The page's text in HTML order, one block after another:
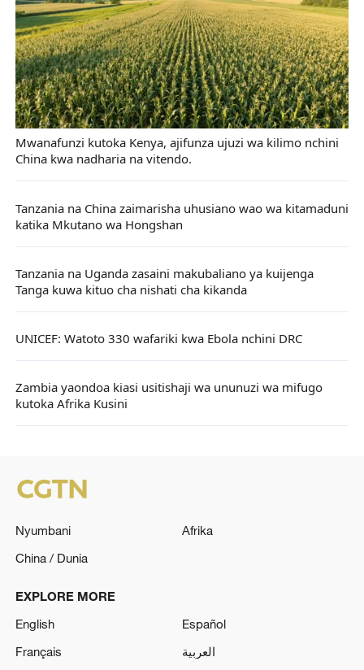
Mwanafunzi kutoka Kenya, ajifunza ujuzi wa kilimo nchini
China kwa nadharia na vitendo.
Tanzania na China zaimarisha uhusiano wao wa kitamaduni
katika Mkutano wa Hongshan
Tanzania na Uganda zasaini makubaliano ya kuijenga
Tanga kuwa kituo cha nishati cha kikanda
UNICEF: Watoto 330 wafariki kwa Ebola nchini DRC
Zambia yaondoa kiasi usitishaji wa ununuzi wa mifugo
kutoka Afrika Kusini
Nyumbani
Afrika
China / Dunia
EXPLORE MORE
English
Español
Français
العربية